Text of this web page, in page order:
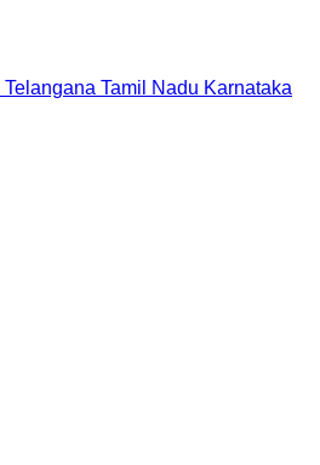
Telangana Tamil Nadu Karnataka